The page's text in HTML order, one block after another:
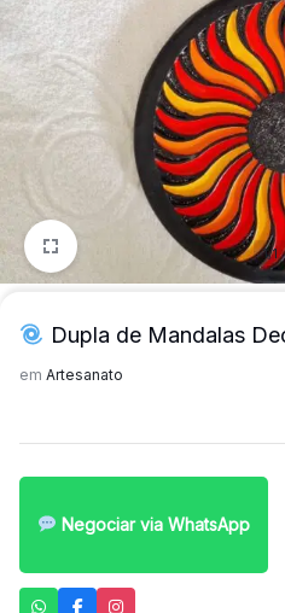
para
quem
mais
precisa!
1/1
Dupla de Mandalas
em Artesanato
Negociar via WhatsApp